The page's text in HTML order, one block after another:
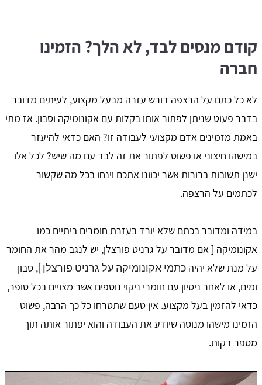
קודם מנסים לבד, לא הלך? הזמינו
חברה
לא כל כתם על הרצפה דורש עזרה מבעל מקצוע, לעיתים מדובר
בדבר פעוט שניתן לפתור אותו בקלות עם אקונומיקה וסבון. אז מתי
באמת מזמינים אדם מקצועי לעבודה זו? האם כדאי להיעזר
במישהו חיצוני או פשוט לפתור את זה לבד עם מה שיש? לכל אלו
ישנן תשובות ברורות אשר יכוונו אתכם וינחו בכל מה שקשור
לכתמים על הרצפה.
במידה ומדובר בכתם שלא יורד בעזרת חומרים ביתיים כמו
אקונומיקה [ אם מדובר על גרניט פורצלן, יש לנגב מהר את החומר
על מנת שלא יהיה כתמי אקונומיקה על גרניט פורצלן ], סבון
ומים, או לאחר ניסיון עם חומרי ניקוי נוספים אשר מצויים בכל סופר,
כדאי להזמין בעל מקצוע. אין טעם שתטרחו כל כך הרבה, פשוט
הזמינו מישהו מנוסה שיודע את העבודה והוא יפתור אותה תוך
מספר דקות.